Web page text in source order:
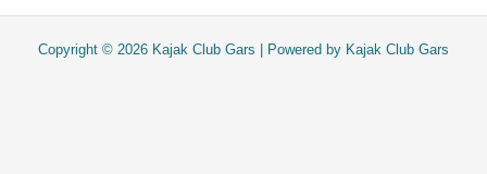
Copyright © 2026 Kajak Club Gars | Powered by Kajak Club Gars